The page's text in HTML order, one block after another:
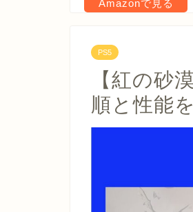
Amazonで見る
PS5
【紅の砂
順と性能